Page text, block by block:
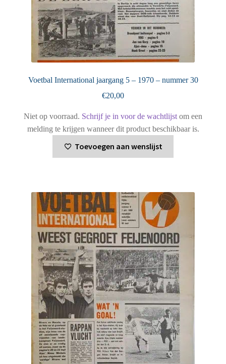
Voetbal International jaargang 5 – 1970 – nummer 30
€20,00
Niet op voorraad. Schrijf je in voor de wachtlijst om een
melding te krijgen wanneer dit product beschikbaar is.
Toevoegen aan wenslijst